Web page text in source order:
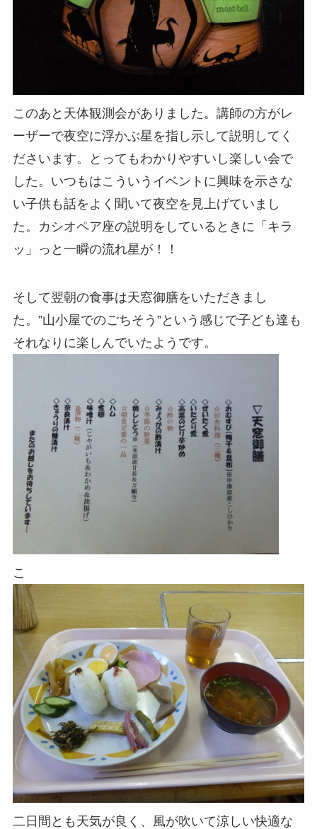
このあと天体観測会がありました。講師の方がレ
ーザーで夜空に浮かぶ星を指し示して説明してく
ださいます。とってもわかりやすいし楽しい会で
した。いつもはこういうイベントに興味を示さな
い子供も話をよく聞いて夜空を見上げていまし
た。カシオペア座の説明をしているときに「キラ
ッ」っと一瞬の流れ星が！！
そして翌朝の食事は天窓御膳をいただきまし
た。”山小屋でのごちそう”という感じで子ども達も
それなりに楽しんでいたようです。
こ
二日間とも天気が良く、風が吹いて涼しい快適な